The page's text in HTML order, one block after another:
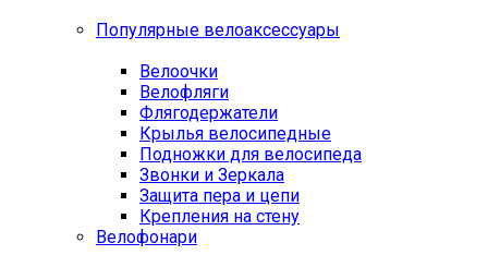
Популярные велоаксессуары
Велоочки
Велофляги
Флягодержатели
Крылья велосипедные
Подножки для велосипеда
Звонки и Зеркала
Защита пера и цепи
Крепления на стену
Велофонари